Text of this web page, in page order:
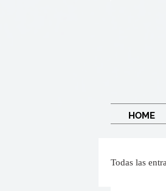
HOME
Todas las